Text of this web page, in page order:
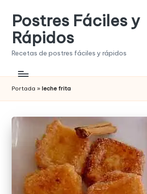
Saltar
contenido
Postres Fáciles y
Rápidos
Recetas de postres fáciles y rápidos
Portada » leche frita